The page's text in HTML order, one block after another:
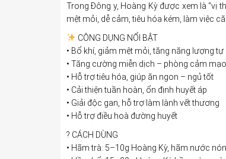
Trong Đông y, Hoàng Kỳ được xem là “vị
mệt mỏi, dễ cảm, tiêu hóa kém, làm việc
CÔNG DỤNG NỔI BẬT
• Bổ khí, giảm mệt mỏi, tăng năng lượng tự
• Tăng cường miễn dịch – phòng cảm
• Hỗ trợ tiêu hóa, giúp ăn ngon – ngủ tốt
• Cải thiện tuần hoàn, ổn định huyết áp
• Giải độc gan, hỗ trợ làm lành vết thương
• Hỗ trợ điều hoà đường huyết
? CÁCH DÙNG
• Hãm trà: 5–10g Hoàng Kỳ, hãm nước